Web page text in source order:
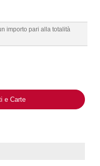
importo pari alla totalità
e Carte